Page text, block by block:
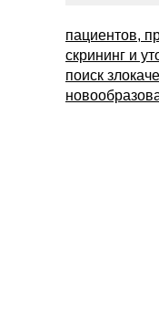
пациентов,
скрининг и
поиск